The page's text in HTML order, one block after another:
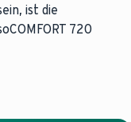
ist die
720